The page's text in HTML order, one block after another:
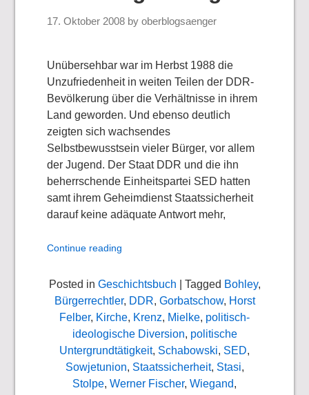
17. Oktober 2008 byoberblogsaenger
Unübersehbar war im Herbst 1988 die
Unzufriedenheit in weiten Teilen der DDR-
Bevölkerung über die Verhältnisse in ihrem
Land geworden. Und ebenso deutlich
zeigten sich wachsendes
Selbstbewusstsein vieler Bürger, vor allem
der Jugend. Der Staat DDR und die ihn
beherrschende Einheitspartei SED hatten
samt ihrem Geheimdienst Staatssicherheit
darauf keine adäquate Antwort mehr,
Continue reading
Posted in Geschichtsbuch | Tagged Bohley,
Bürgerrechtler, DDR, Gorbatschow, Horst
Felber, Kirche, Krenz, Mielke, politisch-
ideologische Diversion, politische
Untergrundtätigkeit, Schabowski, SED,
Sowjetunion, Staatssicherheit, Stasi,
Stolpe, Werner Fischer, Wiegand,